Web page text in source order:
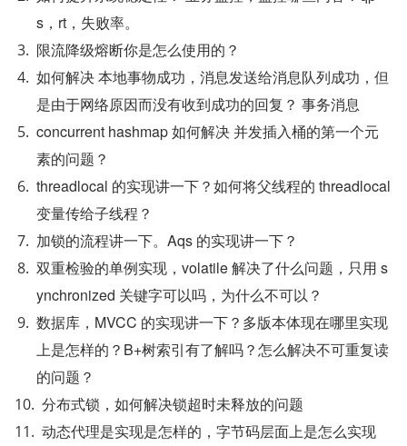
s，rt，失败率。
限流降级熔断你是怎么使用的？
如何解决 本地事物成功，消息发送给消息队列成功，但
是由于网络原因而没有收到成功的回复？ 事务消息
concurrent hashmap 如何解决 并发插入桶的第一个元
素的问题？
threadlocal 的实现讲一下？如何将父线程的 threadlocal
变量传给子线程？
加锁的流程讲一下。Aqs 的实现讲一下？
双重检验的单例实现，volatile 解决了什么问题，只用 s
ynchronized 关键字可以吗，为什么不可以？
数据库，MVCC 的实现讲一下？多版本体现在哪里实现
上是怎样的？B+树索引有了解吗？怎么解决不可重复读
的问题？
分布式锁，如何解决锁超时未释放的问题
动态代理是实现是怎样的，字节码层面上是怎么实现